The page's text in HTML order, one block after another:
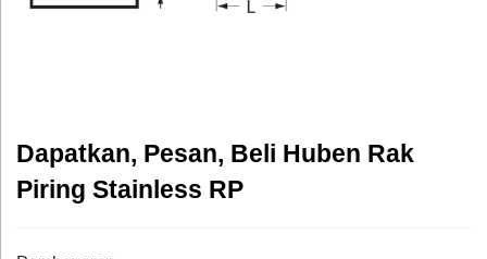
Dapatkan, Pesan, Beli Huben Rak
Piring Stainless RP